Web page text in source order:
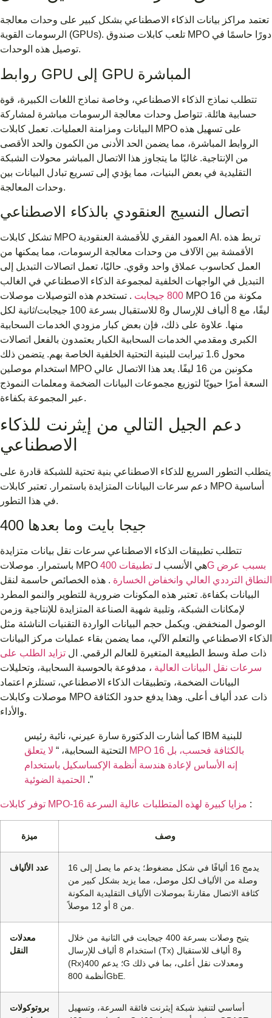
تعتمد مراكز بيانات الذكاء الاصطناعي بشكل كبير على وحدات معالجة
الرسومات القوية (GPUs). تلعب كابلات صندوق MPO دورًا حاسمًا في
توصيل هذه الوحدات.
تتطلب نماذج الذكاء الاصطناعي، وخاصة نماذج اللغات الكبيرة، قوة
حسابية هائلة. تتواصل وحدات معالجة الرسومات مباشرة لمشاركة
البيانات ومزامنة العمليات. تعمل كابلات MPO على تسهيل هذه
الروابط المباشرة، مما يضمن الحد الأدنى من الكمون والحد الأقصى
من الإنتاجية. غالبًا ما يتجاوز هذا الاتصال المباشر محولات الشبكة
التقليدية في بعض البنيات، مما يؤدي إلى تسريع تبادل البيانات بين
وحدات المعالجة.
اتصال النسيج العنقودي بالذكاء الاصطناعي
تشكل كابلات MPO العمود الفقري للأقمشة العنقودية AI. تربط هذه
الأقمشة بين الآلاف من وحدات معالجة الرسومات، مما يمكنها من
العمل كحاسوب عملاق واحد وقوي. حاليًا، تعمل اتصالات التبديل إلى
التبديل في الواجهات الخلفية لمجموعة الذكاء الاصطناعي في الغالب
800 جيجابت
. تستخدم هذه التوصيلات موصلات MPO مكونة من 16
ليفًا، مع 8 ألياف للإرسال و8 للاستقبال بسرعة 100 جيجابت/ثانية لكل
منها. علاوة على ذلك، فإن بعض كبار مزودي الخدمات السحابية
الكبرى ومقدمي الخدمات السحابية الكبار يعتمدون بالفعل اتصالات
محول 1.6 تيرابت للبنية التحتية الخلفية الخاصة بهم. يتضمن ذلك
استخدام موصلين MPO مكونين من 16 ليفًا. يعد هذا الاتصال عالي
السعة أمرًا حيويًا لتوزيع مجموعات البيانات الضخمة ومعلمات النموذج
عبر المجموعة بكفاءة.
دعم الجيل التالي من إيثرنت للذكاء
الاصطناعي
يتطلب التطور السريع للذكاء الاصطناعي بنية تحتية للشبكة قادرة على
دعم سرعات البيانات المتزايدة باستمرار. تعتبر كابلات MPO أساسية
في هذا التطور.
تتطلب تطبيقات الذكاء الاصطناعي سرعات نقل بيانات متزايدة
باستمرار. موصلات MPO هي الأنسب لـ
تطبيقات 400G بسبب عرض
النطاق الترددي العالي وانخفاض الخسارة . هذه الخصائص حاسمة لنقل
البيانات بكفاءة. تعتبر هذه المكونات ضرورية للتطوير والنمو المطرد
لإمكانات الشبكة، وتلبية شهية الصناعة المتزايدة للإنتاجية وزمن
الوصول المنخفض. ويكمل حجم البيانات الواردة التقنيات الناشئة مثل
الذكاء الاصطناعي والتعلم الآلي، مما يضمن بقاء عمليات مركز البيانات
ذات صلة وسط الطبيعة المتغيرة للعالم الرقمي. ال تزايد الطلب على
سرعات نقل البيانات العالية ، مدفوعة بالحوسبة السحابية، وتحليلات
البيانات الضخمة، وتطبيقات الذكاء الاصطناعي، تستلزم اعتماد
موصلات وكابلات MPO ذات عدد ألياف أعلى. وهذا يدفع حدود الكثافة
والأداء.
كما أشارت الدكتورة سارة عيرني، نائبة رئيس IBM للبنية
التحتية السحابية، “ لا يتعلق MPO 16 بالكثافة فحسب، بل
إنه الأساس لإعادة هندسة أنظمة الإكساسكيل باستخدام
.”
:
ميزة وصف
عدد الألياف
يدمج 16 أليافًا في شكل مضغوط؛ يدعم ما يصل إلى 16
وصلة من الألياف لكل موصل، مما يزيد بشكل كبير من
كثافة الاتصال مقارنةً بموصلات الألياف التقليدية المكونة
من 8 أو 12 موصلاً.
معدلات
النقل
يتيح وصلات بسرعة 400 جيجابت في الثانية من خلال
استخدام 8 ألياف للإرسال (Tx) و8 ألياف للاستقبال
(Rx)؛ يدعم 400G ومعدلات نقل أعلى، بما في ذلك
أنظمة 800GbE.
بروتوكولات
أساسي لتنفيذ شبكة إيثرنت فائقة السرعة، وتسهيل